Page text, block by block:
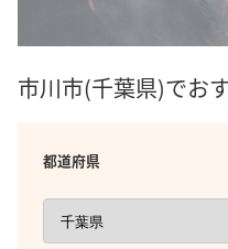
市川市(千葉県)でお
都道府県